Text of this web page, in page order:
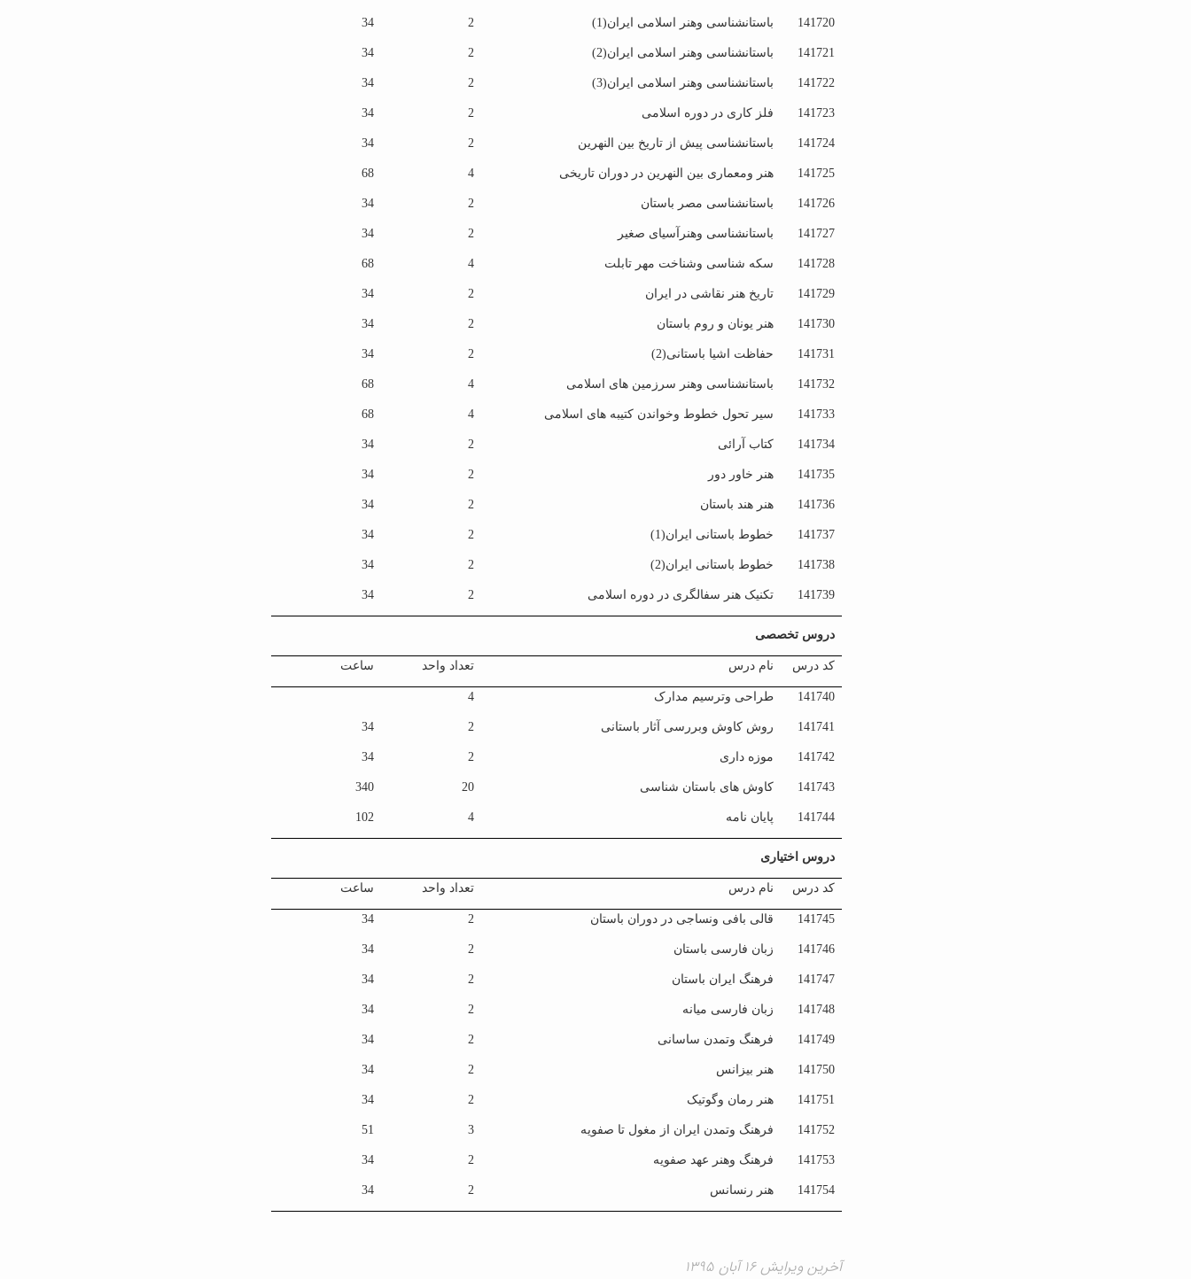
141720 باستانشناسی وهنر اسلامی ایران(1) 2
34
141721 باستانشناسی وهنر اسلامی ایران(2) 2
34
141722 باستانشناسی وهنر اسلامی ایران(3) 2
34
141723 فلز کاری در دوره اسلامی 2
34
141724 باستانشناسی پیش از تاریخ بین النهرین 2
34
141725 هنر ومعماری بین النهرین در دوران تاریخی 4
68
141726 باستانشناسی مصر باستان 2
34
141727 باستانشناسی وهنرآسیای صغیر 2
34
141728 سکه شناسی وشناخت مهر تابلت 4
68
141729 تاریخ هنر نقاشی در ایران 2
34
141730 هنر یونان و روم باستان 2
34
141731 حفاظت اشیا باستانی(2) 2
34
141732 باستانشناسی وهنر سرزمین های اسلامی 4
68
141733 سیر تحول خطوط وخواندن کتیبه های اسلامی 4
68
141734 کتاب آرائی 2
34
141735 هنر خاور دور 2
34
141736 هنر هند باستان 2
34
141737 خطوط باستانی ایران(1) 2
34
141738 خطوط باستانی ایران(2) 2
34
141739 تکنیک هنر سفالگری در دوره اسلامی 2
34
دروس تخصصی
کد درس نام درس تعداد واحد ساعت
141740 طراحی وترسیم مدارک 4
141741 روش کاوش وبررسی آثار باستانی 2
34
141742 موزه داری 2
34
141743 کاوش های باستان شناسی 20
340
141744 پایان نامه 4
102
دروس اختیاری
کد درس نام درس تعداد واحد ساعت
141745 قالی بافی ونساجی در دوران باستان 2
34
141746 زبان فارسی باستان 2
34
141747 فرهنگ ایران باستان 2
34
141748 زبان فارسی میانه 2
34
141749 فرهنگ وتمدن ساسانی 2
34
141750 هنر بیزانس 2
34
141751 هنر رمان وگوتیک 2
34
141752 فرهنگ وتمدن ایران از مغول تا صفویه 3
51
141753 فرهنگ وهنر عهد صفویه 2
34
141754 هنر رنسانس 2
34
آخرین ویرایش ۱۶ آبان ۱۳۹۵